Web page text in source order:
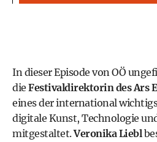
In dieser Episode von OÖ
die Festivaldirektorin des Ars
eines der international
digitale Kunst, Technologie
mitgestaltet.Veronika Liebl